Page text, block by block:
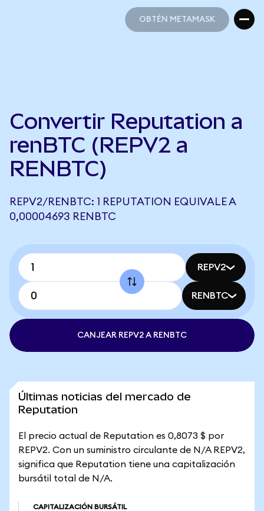
OBTÉN METAMASK
Convertir Reputation a
renBTC (REPV2 a
RENBTC)
REPV2/RENBTC: 1 REPUTATION EQUIVALE A
0,00004693 RENBTC
REPV2
RENBTC
CANJEAR REPV2 A RENBTC
Últimas noticias del mercado de
Reputation
El precio actual de Reputation es 0,8073 $ por
REPV2. Con un suministro circulante de N/A REPV2,
significa que Reputation tiene una capitalización
bursátil total de N/A.
CAPITALIZACIÓN BURSÁTIL